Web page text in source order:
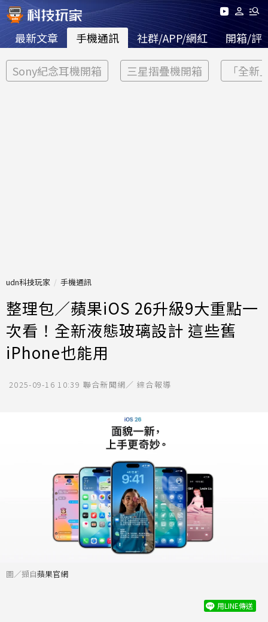
最新文章 手機通訊 社群/APP/網紅 開箱/評
Sony紀念耳機開箱 三星摺疊機開箱 「全新
udn科技玩家 手機通訊
整理包／蘋果iOS 26升級9大重點一
次看！全新液態玻璃設計 這些舊
iPhone也能用
2025-09-16 10:39 聯合新聞網／ 綜合報導
圖／擷自蘋果官網
用LINE傳送